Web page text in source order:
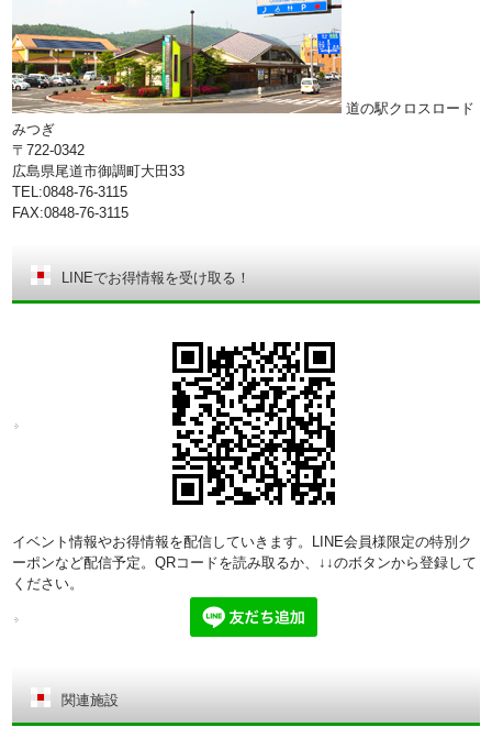
道の駅クロスロード
みつぎ
〒722-0342
広島県尾道市御調町大田33
TEL:0848-76-3115
FAX:0848-76-3115
LINEでお得情報を受け取る！
イベント情報やお得情報を配信していきます。LINE会員様限定の特別ク
ーポンなど配信予定。QRコードを読み取るか、↓↓のボタンから登録して
ください。
関連施設